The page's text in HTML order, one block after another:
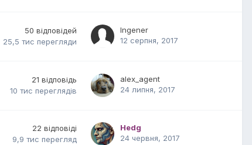
50 відповідей
25,5 тис перегляди
Ingener
12 серпня, 2017
21 відповідь
10 тис переглядів
alex_agent
24 липня, 2017
22 відповіді
9,9 тис перегляд
Hedg
24 червня, 2017